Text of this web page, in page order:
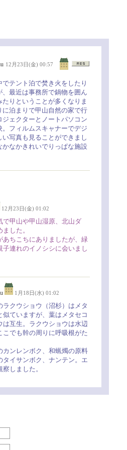
12月23日(金) 00:57
テント泊で焚き火をしたり
、最近は事務所で鍋物を囲ん
りということが多くなりま
に泊まりで甲山自然の家で行
ェクターとノートパソコン
フィルムスキャナーでデジ
い写真も見ることができまし
かなかきれいでりっぱな施設
12月23日(金) 01:02
甲山や甲山湿原、北山ダ
した。
ちこちにありましたが、緑
連れのイノシシに会いまし
1月18日(水) 01:02
クウショウ（沼杉）はメタ
ていますが、葉はメタセコ
互生。ラクウショウは水辺
でも幹の周りに呼吸根がた
ンレンボク、和蝋燭の原料
イサンボク、ナンテン。エ
しました。